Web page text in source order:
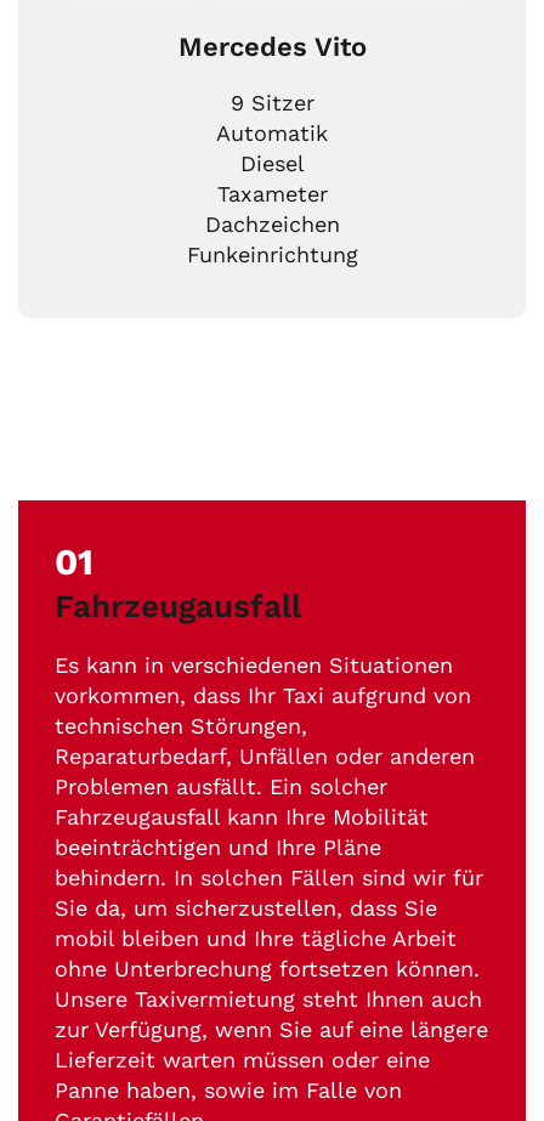
Mercedes Vito
9 Sitzer
Automatik
Diesel
Taxameter
Dachzeichen
Funkeinrichtung
01
Fahrzeugausfall
Es kann in verschiedenen Situationen
vorkommen, dass Ihr Taxi aufgrund von
technischen Störungen,
Reparaturbedarf, Unfällen oder anderen
Problemen ausfällt. Ein solcher
Fahrzeugausfall kann Ihre Mobilität
beeinträchtigen und Ihre Pläne
behindern. In solchen Fällen sind wir für
Sie da, um sicherzustellen, dass Sie
mobil bleiben und Ihre tägliche Arbeit
ohne Unterbrechung fortsetzen können.
Unsere Taxivermietung steht Ihnen auch
zur Verfügung, wenn Sie auf eine längere
Lieferzeit warten müssen oder eine
Panne haben, sowie im Falle von